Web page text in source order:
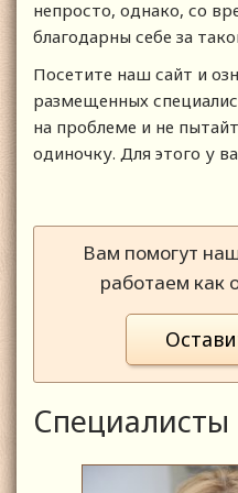
непросто, однако, со
благодарны себе за
Посетите наш сайт и
размещенных
на проблеме и не
одиночку. Для этого у
Вам помогут
работаем как
Специалисты